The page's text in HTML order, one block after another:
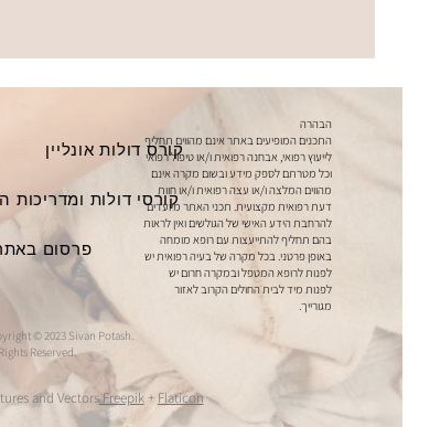
קורס דולות אונליין
קורסי דולות ומדריכות
פרסום
הבהרה
התכנים המופיעים באתר אינם מהווים תחליף
לייעוץ רפואי, אבחנה רפואית ו/או טיפול רפואי
וכל מטרתם לספק מידע ובשום מקרה אינם
מהווים המלצה ו/או עצה רפואית ו/או חוות
דעת רפואית מקצועית. תכני האתר מיועדים
להרחבת הידע האישי של הגולשים ואין לראות
בהם תחליף להתייעצות עם רופא מומחה
באופן פרטני. בכל מקרה של בעיה רפואית יש
לפנות לרופא המטפל ובמקרה חרום יש
לפנות מיד לבית החולים הקרוב לאזור
מגורייך.
© 2023 Sivan Potash.
Reserved.
and VectorsFreepik+ Flaticon